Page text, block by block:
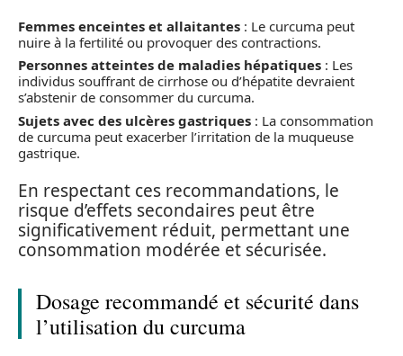
Femmes enceintes et allaitantes : Le curcuma peut
nuire à la fertilité ou provoquer des contractions.
Personnes atteintes de maladies hépatiques : Les
individus souffrant de cirrhose ou d’hépatite devraient
s’abstenir de consommer du curcuma.
Sujets avec des ulcères gastriques : La consommation
de curcuma peut exacerber l’irritation de la muqueuse
gastrique.
En respectant ces recommandations, le
risque d’effets secondaires peut être
significativement réduit, permettant une
consommation modérée et sécurisée.
Dosage recommandé et sécurité dans
l’utilisation du curcuma